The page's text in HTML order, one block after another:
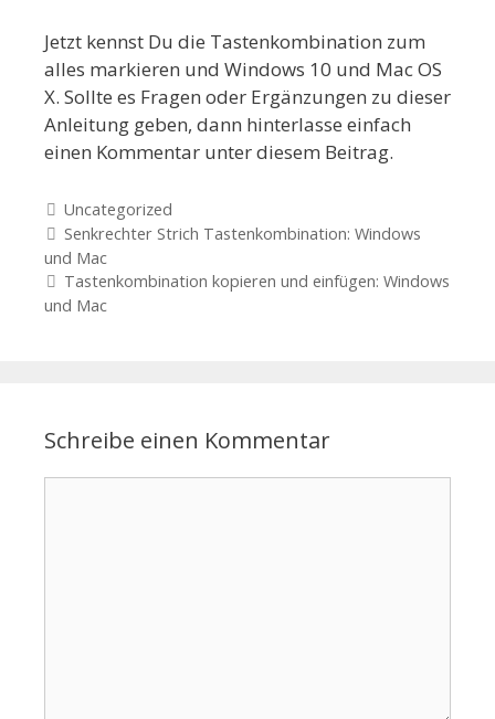
Jetzt kennst Du die Tastenkombination zum
alles markieren und Windows 10 und Mac OS
X. Sollte es Fragen oder Ergänzungen zu dieser
Anleitung geben, dann hinterlasse einfach
einen Kommentar unter diesem Beitrag.
Kategorien
Uncategorized
Beitrags-Navigation
Senkrechter Strich Tastenkombination: Windows
und Mac
Tastenkombination kopieren und einfügen: Windows
und Mac
Schreibe einen Kommentar